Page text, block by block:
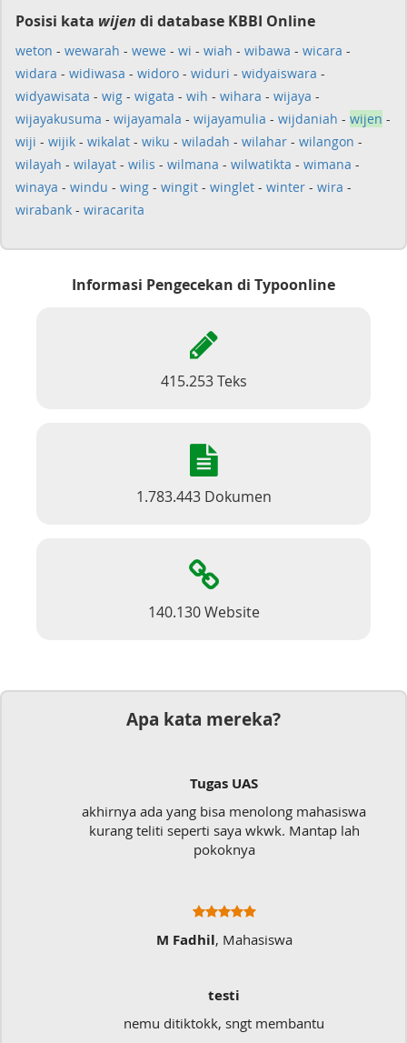
Posisi kata wijen di database KBBI Online
weton - wewarah - wewe - wi - wiah - wibawa - wicara -
widara - widiwasa - widoro - widuri - widyaiswara -
widyawisata - wig - wigata - wih - wihara - wijaya -
wijayakusuma - wijayamala - wijayamulia - wijdaniah - wijen -
wiji - wijik - wikalat - wiku - wiladah - wilahar - wilangon -
wilayah - wilayat - wilis - wilmana - wilwatikta - wimana -
winaya - windu - wing - wingit - winglet - winter - wira -
wirabank - wiracarita
Informasi Pengecekan di Typoonline
415.253 Teks
1.783.443 Dokumen
140.130 Website
Apa kata mereka?
Tugas UAS
akhirnya ada yang bisa menolong mahasiswa
kurang teliti seperti saya wkwk. Mantap lah
pokoknya
M Fadhil, Mahasiswa
testi
nemu ditiktokk, sngt membantu